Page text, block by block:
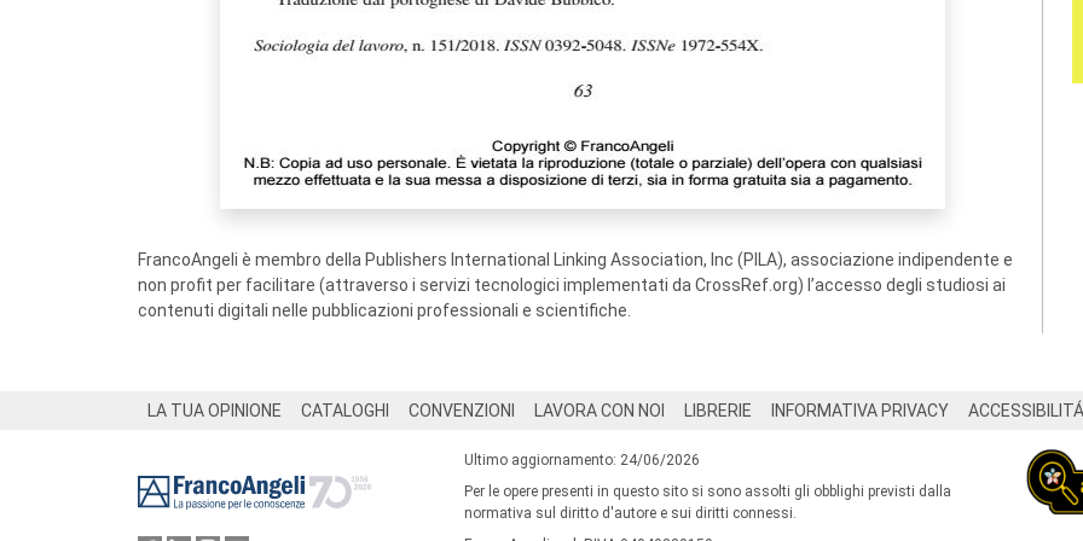
FrancoAngeli è membro della Publishers International Linking Association, Inc (PILA), associazione indipendente e
non profit per facilitare (attraverso i servizi tecnologici implementati da CrossRef.org) l’accesso degli studiosi ai
contenuti digitali nelle pubblicazioni professionali e scientifiche.
LA TUA OPINIONE CATALOGHI CONVENZIONI LAVORA CON NOI LIBRERIE INFORMATIVA PRIVACY ACCESSIBILITÁ
Ultimo aggiornamento: 24/06/2026
Per le opere presenti in questo sito si sono assolti gli obblighi previsti dalla
normativa sul diritto d'autore e sui diritti connessi.